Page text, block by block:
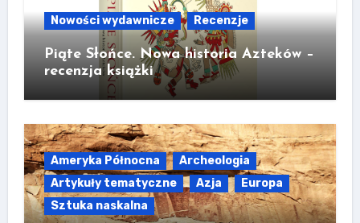
Nowości wydawnicze Recenzje
Piąte Słońce. Nowa historia Azteków –
recenzja książki
Ameryka Północna
Archeologia
Artykuły tematyczne
Azja
Europa
Sztuka naskalna